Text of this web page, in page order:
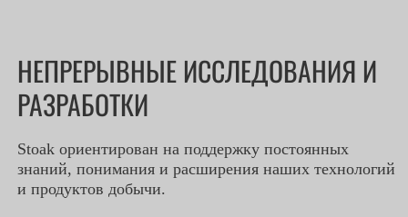
НЕПРЕРЫВНЫЕ ИССЛЕДОВАНИЯ И
РАЗРАБОТКИ
Stoak ориентирован на поддержку постоянных
знаний, понимания и расширения наших технологий
и продуктов добычи.